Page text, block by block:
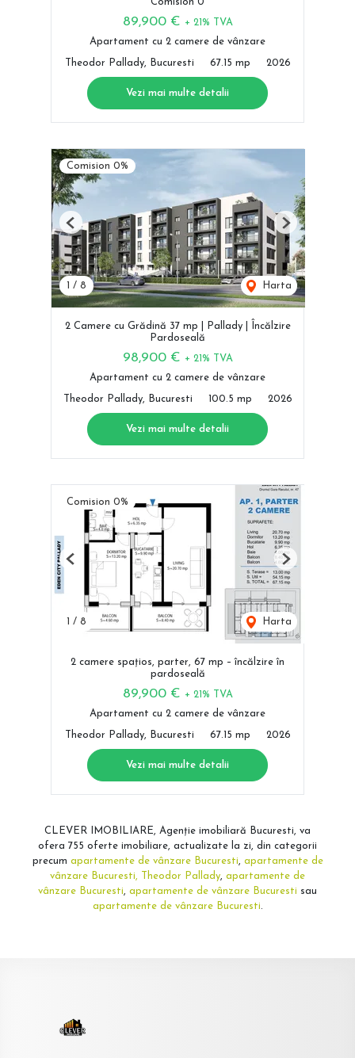
Comision 0
89,900 € + 21% TVA
Apartament cu 2 camere de vânzare
Theodor Pallady, Bucuresti 67.15 mp 2026
Vezi mai multe detalii
Comision 0%
/ 8 Harta
Previous Next
2 Camere cu Grădină 37 mp | Pallady | Încălzire
Pardoseală
98,900 € + 21% TVA
Apartament cu 2 camere de vânzare
Theodor Pallady, Bucuresti 100.5 mp 2026
Vezi mai multe detalii
Comision 0%
1 / 8 Harta
Previous Next
2 camere spațios, parter, 67 mp – încălzire în
pardoseală
89,900 € + 21% TVA
Apartament cu 2 camere de vânzare
Theodor Pallady, Bucuresti 67.15 mp 2026
Vezi mai multe detalii
CLEVER IMOBILIARE, Agenție imobiliară Bucuresti, va
ofera 755 oferte imobiliare, actualizate la zi, din categorii
precum apartamente de vânzare Bucuresti, apartamente de
vânzare Bucuresti, Theodor Pallady, apartamente de
vânzare Bucuresti, apartamente de vânzare Bucuresti sau
apartamente de vânzare Bucuresti.